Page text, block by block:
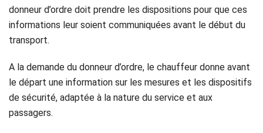
donneur d’ordre doit prendre les dispositions pour que ces
informations leur soient communiquées avant le début du
transport.
A la demande du donneur d’ordre, le chauffeur donne avant
le départ une information sur les mesures et les dispositifs
de sécurité, adaptée à la nature du service et aux
passagers.